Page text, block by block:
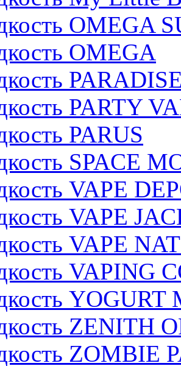
OMEGA
OMEGA
PARTY
PARUS
SPACE
VAPE
VAPE
VAPE
VAPING
YOGURT
ZENITH
ZOMBIE